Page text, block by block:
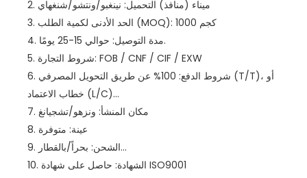
2. ميناء (منافذ) التحميل: نينغبو/ونتشو/شنغهاي
3.
الحد الأدنى لكمية الطلب (MOQ): 1000 كجم
4.
مدة التوصيل: حوالي 15-25 يومًا.
5.
شروط التجارة: FOB / CNF / CIF / EXW
6.
خطاب الاعتماد (L/C)...
7. مكان المنشأ: ونزهو/تشجيانغ
8. عينة: متوفرة
9.
الشحن: بحراً/بالقطار...
10.
الشهادة: حاصل على شهادة ISO9001